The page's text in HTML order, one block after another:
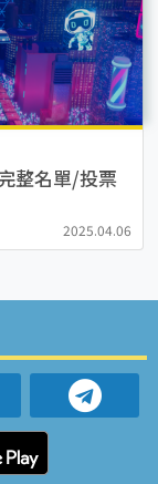
整名單/投票
2025.04.06